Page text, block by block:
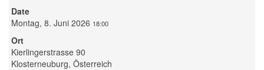
Date
Montag, 8. Juni 2026 18:00
Ort
Kierlingerstrasse 90
Klosterneuburg, Österreich